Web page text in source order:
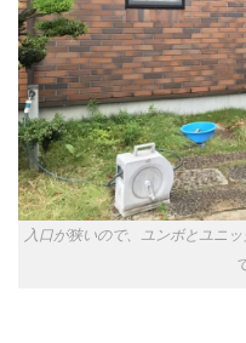
入口が狭いので、ユンボとユニ